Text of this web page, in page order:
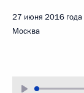
27 июня 2016 года
Москва